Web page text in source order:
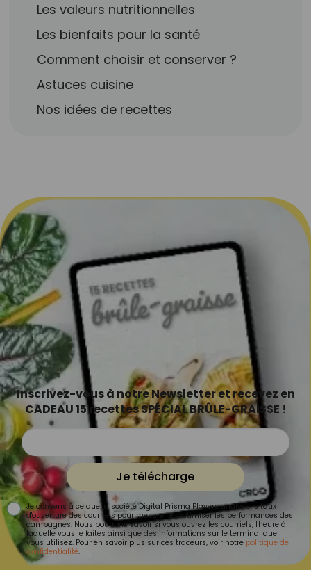
Les valeurs nutritionnelles
Les bienfaits pour la santé
Comment choisir et conserver ?
Astuces cuisine
Nos idées de recettes
Inscrivez-vous à notre Newsletter et recevez en
CADEAU 15 recettes SPÉCIAL BRÛLE-GRAISSE !
Je télécharge
Je consens à ce que la société Digital Prisma Players analyse le taux
d'ouverture des courriels pour mesurer et optimiser les performances des
campagnes. Nous pourrons savoir si vous ouvrez les courriels, l'heure à
laquelle vous le faites ainsi que des informations sur le terminal que
vous utilisez. Pour en savoir plus sur ces traceurs, voir notre politique de
confidentialité.